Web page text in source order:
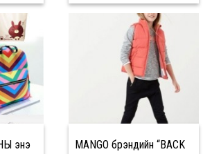
энэ
MANGO брэндийн “BACK